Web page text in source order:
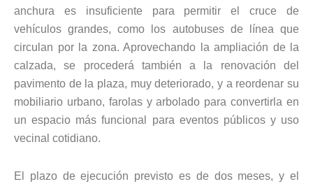
anchura es insuficiente para permitir el cruce de
vehículos grandes, como los autobuses de línea que
circulan por la zona. Aprovechando la ampliación de la
calzada, se procederá también a la renovación del
pavimento de la plaza, muy deteriorado, y a reordenar su
mobiliario urbano, farolas y arbolado para convertirla en
un espacio más funcional para eventos públicos y uso
vecinal cotidiano.
El plazo de ejecución previsto es de dos meses, y el